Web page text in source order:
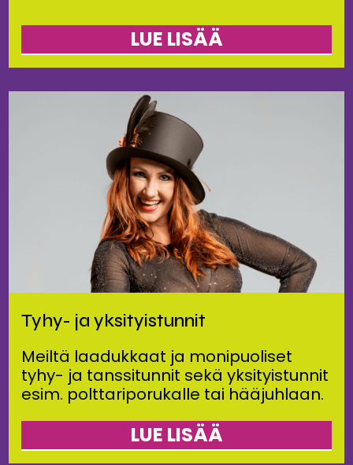
LUE LISÄÄ
Tyhy- ja yksityistunnit
Meiltä laadukkaat ja monipuoliset
tyhy- ja tanssitunnit sekä yksityistunnit
esim. polttariporukalle tai hääjuhlaan.
LUE LISÄÄ